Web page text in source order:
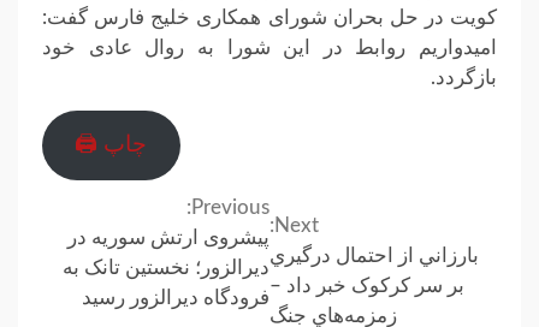
کویت در حل بحران شورای همکاری خلیج فارس گفت:
امیدواریم روابط در این شورا به روال عادی خود
بازگردد.
چاپ 🖨
Reading
Previous:
پیشروی ارتش سوریه در
دیرالزور؛ نخستین تانک به
فرودگاه دیرالزور رسید
Next:
بارزاني از احتمال درگيري
بر سر کرکوک خبر داد –
زمزمه‌هاي جنگ